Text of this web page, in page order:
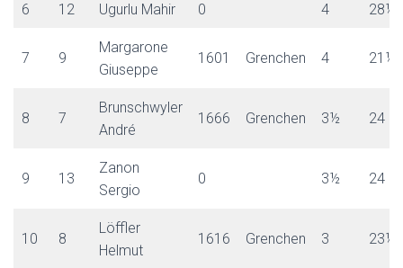
6 12 Ugurlu Mahir 0 4 28½
7 9
Margarone
Giuseppe
1601 Grenchen 4 21½
8 7
Brunschwyler
André
1666 Grenchen 3½ 24
9 13
Zanon
Sergio
0 3½ 24
10 8
Löffler
Helmut
1616 Grenchen 3 23½